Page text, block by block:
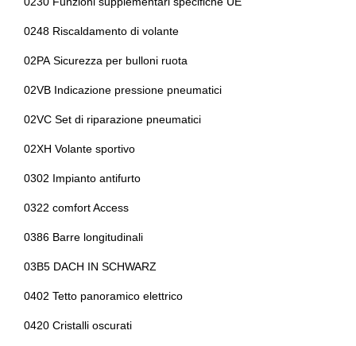
Personalizzazioni linea e stile
Portabicchiere
Presa 12v aggiuntiva
Radar
Radio dab
Regolatore di velocità - cruise control
Connessione ios - android
Controllo della stabilità
Cornering brake control
Fari a led
Fissaggi isofix
Illuminazione abitacolo
Impianto di navigazione
0248 Riscaldamento di volante
02PA Sicurezza per bulloni ruota
02VB Indicazione pressione pneumatici
02VC Set di riparazione pneumatici
02XH Volante sportivo
0302 Impianto antifurto
0322 comfort Access
0386 Barre longitudinali
03B5 DACH IN SCHWARZ
0402 Tetto panoramico elettrico
0420 Cristalli oscurati